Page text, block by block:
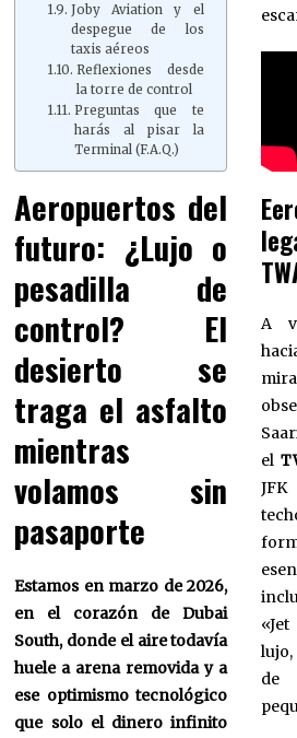
Joby Aviation y el
despegue de los
taxis aéreos
Reflexiones desde
la torre de control
Preguntas que te
harás al pisar la
Terminal (F.A.Q.)
Aeropuertos del
futuro: ¿Lujo o
pesadilla de
control? El
desierto se
traga el asfalto
mientras
volamos sin
pasaporte
Estamos en marzo de 2026,
en el corazón de Dubai
South, donde el aire todavía
huele a arena removida y a
ese optimismo tecnológico
que solo el dinero infinito
A
el
JFK
lujo,
de